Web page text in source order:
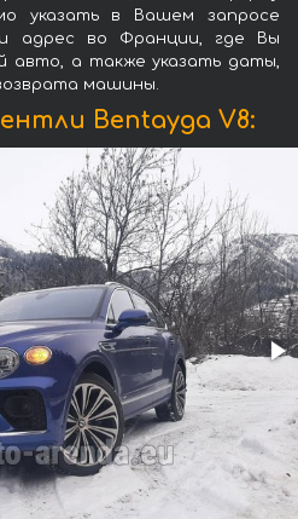
указать в Вашем запросе
адрес во Франции, где Вы
авто, а также указать даты,
машины.
Bentayga V8: